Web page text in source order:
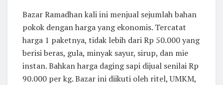
Bazar Ramadhan kali ini menjual sejumlah bahan
pokok dengan harga yang ekonomis. Tercatat
harga 1 paketnya, tidak lebih dari Rp 50.000 yang
berisi beras, gula, minyak sayur, sirup, dan mie
instan. Bahkan harga daging sapi dijual senilai Rp
90.000 per kg. Bazar ini diikuti oleh ritel, UMKM,